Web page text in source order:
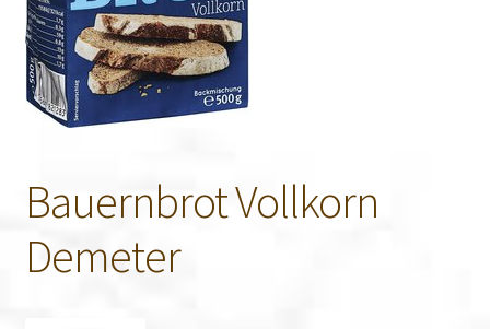
Bauernbrot Vollkorn
Demeter